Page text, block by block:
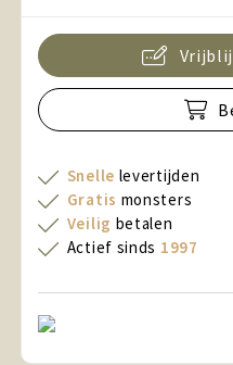
Snelle levertijden
Gratis monsters
Veilig betalen
Actief sinds 1997